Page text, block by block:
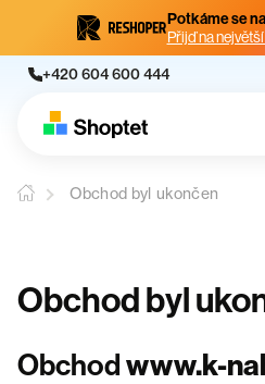
Potkáme se
Přijď na
+420 604 600 444
Obchod byl ukončen
Obchod byl
Obchodwww.k-